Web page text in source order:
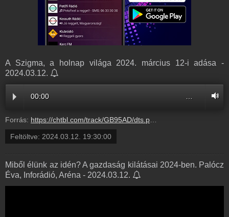
A Szigma, a holnap világa 2024. március 12-i adása -
2024.03.12.
00:00
Forrás: https://chtbl.com/track/GB95AD/dts.podtrac.com/redirect.mp3/infostart.hu/audio/A6E58/A6E5804A.mp3
Feltöltve: 2024.03.12. 19:30:00
Miből élünk az idén? A gazdaság kilátásai 2024-ben. Palócz
Éva, Inforádió, Aréna - 2024.03.12.